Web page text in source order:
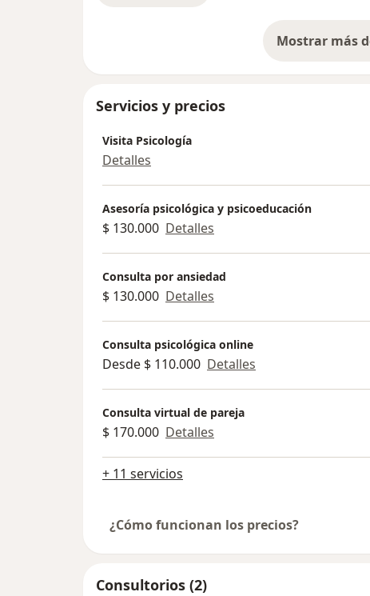
Mostrar más
Servicios y precios
Visita Psicología
Detalles
Asesoría psicológica y psicoeducación
$ 130.000 Detalles
Consulta por ansiedad
$ 130.000 Detalles
Consulta psicológica online
Desde $ 110.000 Detalles
Consulta virtual de pareja
$ 170.000 Detalles
+ 11 servicios
¿Cómo funcionan los precios?
Consultorios (2)